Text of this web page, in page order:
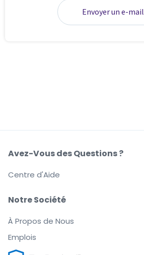
Envoyer un e-mail
Notre Société
À Propos de Nous
Emplois
Avez-Vous des Questions ?
Centre d'Aide